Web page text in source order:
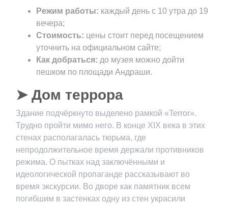
Режим работы: каждый день с 10 утра до 19
вечера;
Стоимость: цены стоит перед посещением
уточнить на официальном сайте;
Как добраться: до музея можно дойти
пешком по площади Андраши.
➤ Дом террора
Здание подчёркнуто выделено рамкой «Terror».
Трудно пройти мимо него. В конце XIX века в этих
стенах располагалась тюрьма, где
непродолжительное время держали противников
режима. О пытках над заключёнными и
идеологической пропаганде рассказывают во
время экскурсии. Во дворе как памятник всем
погибшим в застенках одну из стен украсили